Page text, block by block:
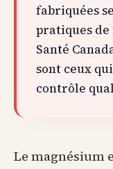
fabriquées
pratiques
Santé
sont ceux
contrôle
Le magnésium